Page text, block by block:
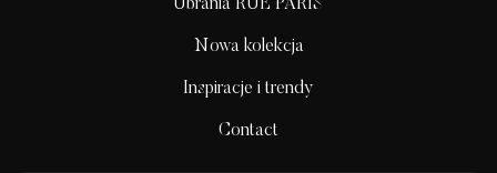
Ubrania RUE PARIS
Nowa kolekcja
Inspiracje i trendy
Contact